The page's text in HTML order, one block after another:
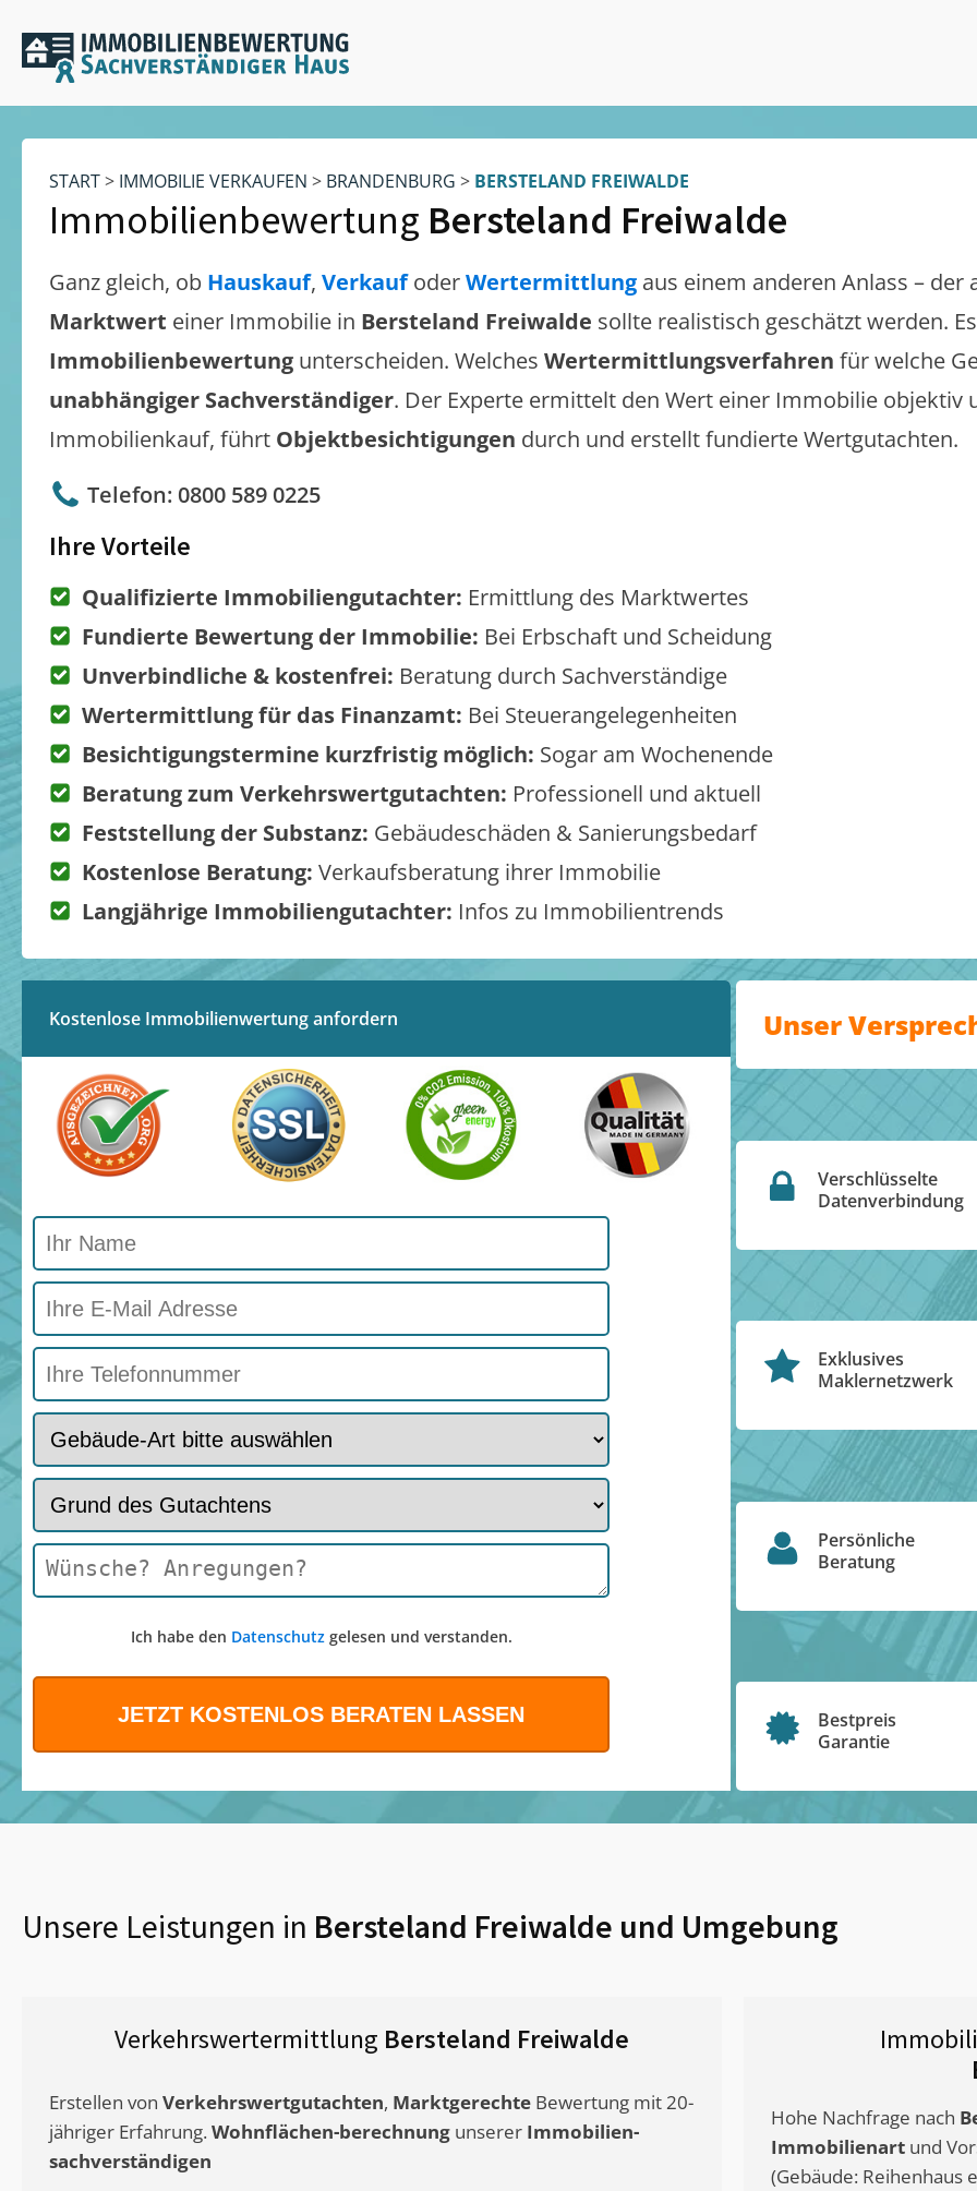
START> IMMOBILIE VERKAUFEN > BRANDENBURG > BERSTELAND FREIWALDE
Immobilienbewertung Bersteland Freiwalde
Ganz gleich, ob Hauskauf, VerkaufoderWertermittlung aus einem anderen Anlass – der
Marktwert einer Immobilie in Bersteland Freiwalde sollte realistisch geschätzt werden.
Immobilienbewertung unterscheiden. Welches Wertermittlungsverfahren für welche
unabhängiger Sachverständiger. Der Experte ermittelt den Wert einer Immobilie objektiv
Immobilienkauf, führt Objektbesichtigungen durch und erstellt fundierte Wertgutachten.
Telefon: 0800 589 0225
Ihre Vorteile
Qualifizierte Immobiliengutachter: Ermittlung des Marktwertes
Fundierte Bewertung der Immobilie: Bei Erbschaft und Scheidung
Unverbindliche & kostenfrei: Beratung durch Sachverständige
Wertermittlung für das Finanzamt: Bei Steuerangelegenheiten
Besichtigungstermine kurzfristig möglich: Sogar am Wochenende
Beratung zum Verkehrswertgutachten: Professionell und aktuell
Feststellung der Substanz: Gebäudeschäden & Sanierungsbedarf
Kostenlose Beratung: Verkaufsberatung ihrer Immobilie
Langjährige Immobiliengutachter: Infos zu Immobilientrends
Kostenlose Immobilienwertung anfordern
Ich habe den Datenschutzgelesen und verstanden.
Unser
Verschlüsselte
Datenverbindung
Exklusives
Maklernetzwerk
Persönliche
Beratung
Bestpreis
Garantie
Unsere Leistungen in Bersteland Freiwalde und Umgebung
Verkehrswertermittlung Bersteland Freiwalde
Erstellen von Verkehrswertgutachten, Marktgerechte Bewertung mit 20-
jähriger Erfahrung. Wohnflächen-berechnung unserer Immobilien-
sachverständigen
Hohe Nachfrage nach
Immobilienart und
(Gebäude: Reihenhaus